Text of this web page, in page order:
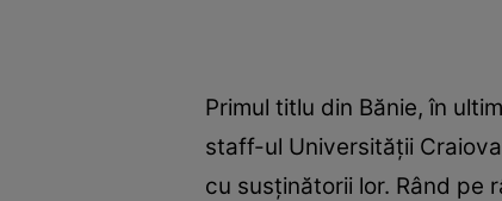
Primul titlu din Bănie, în
staff-ul Universității
cu susținătorii lor. Rând pe